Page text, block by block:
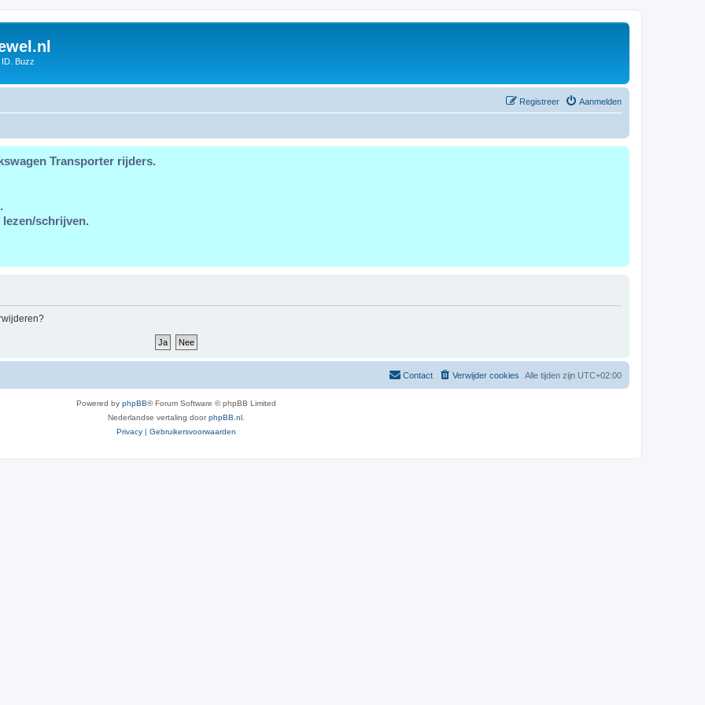
Buzz
Aanmelden
Registreer
Transporter rijders.
schrijven.
Alle tijden zijn UTC+02:00
Verwijder cookies
Contact
Powered by phpBB® Forum Software © phpBB Limited
Nederlandse vertaling doorphpBB.nl
Privacy | Gebruikersvoorwaarden